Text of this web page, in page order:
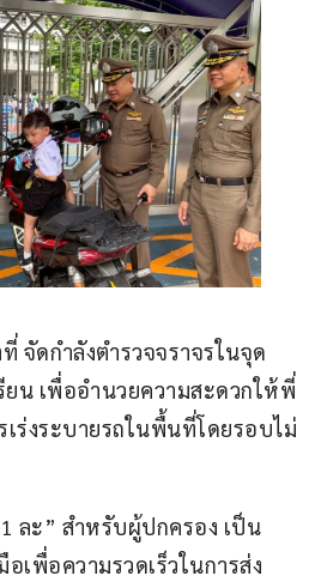
จัดกำลังตำรวจจราจรในจุด
ยน เพื่ออำนวยความสะดวกให้พี่
ร่งระบายรถในพื้นที่โดยรอบไม่
ละ” สำหรับผู้ปกครอง ​เป็น
เพื่อความรวดเร็วในการส่ง